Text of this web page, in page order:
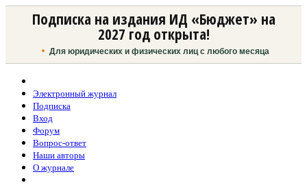
Подписка на издания ИД «Бюджет» на
2027 год открыта!
Для юридических и физических лиц с любого месяца
Электронный журнал
Подписка
Вход
Форум
Вопрос-ответ
Наши авторы
О журнале